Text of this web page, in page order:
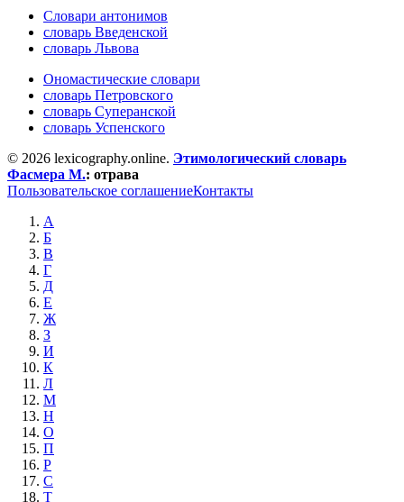
Словари антонимов
словарь Введенской
словарь Львова
Ономастические словари
словарь Петровского
словарь Суперанской
словарь Успенского
© 2026 lexicography.online. Этимологический словарь
Фасмера М.: отрава
Пользовательское соглашениеКонтакты
А
Б
В
Г
Д
Е
Ж
З
И
К
Л
М
Н
О
П
Р
С
Т